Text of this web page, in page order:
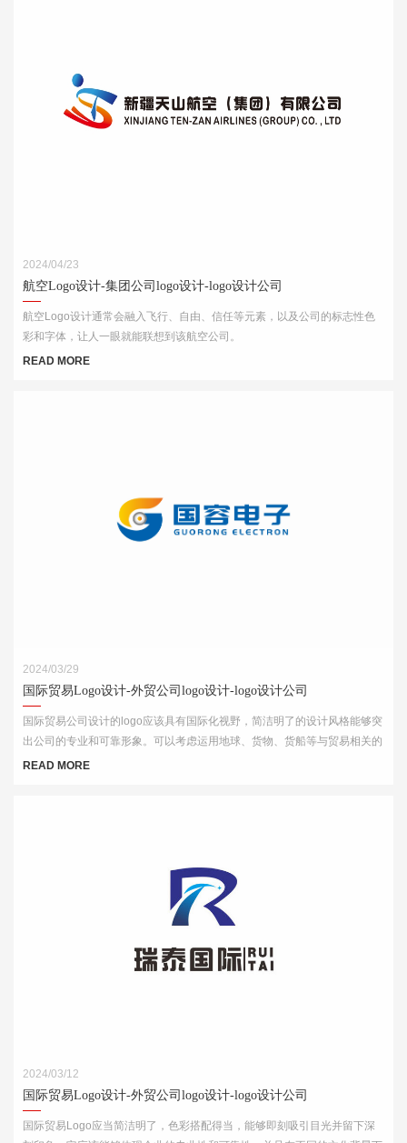
2024/04/23
航空Logo设计-集团公司logo设计-logo设计公司
航空Logo设计通常会融入飞行、自由、信任等元素，以及公司的标志性色
彩和字体，让人一眼就能联想到该航空公司。
READ MORE
2024/03/29
国际贸易Logo设计-外贸公司logo设计-logo设计公司
国际贸易公司设计的logo应该具有国际化视野，简洁明了的设计风格能够突
出公司的专业和可靠形象。可以考虑运用地球、货物、货船等与贸易相关的
元素，结合简洁的字体和线条，突出公司的国际化特点。
READ MORE
2024/03/12
国际贸易Logo设计-外贸公司logo设计-logo设计公司
国际贸易Logo应当简洁明了，色彩搭配得当，能够即刻吸引目光并留下深